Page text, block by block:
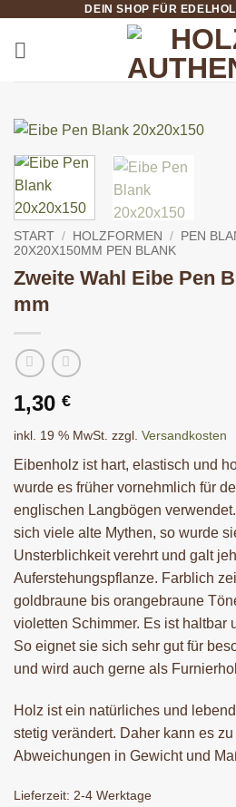
springen
DEIN SHOP FÜR
START / HOLZFORMEN / PEN
20X20X150MM PEN BLANK
Zweite Wahl Eibe Pen
mm
1,30 €
inkl. 19 % MwSt. zzgl. Versandkosten
Eibenholz ist hart, elastisch und
wurde es früher vornehmlich für
englischen Langbögen
sich viele alte Mythen, so wurde
Unsterblichkeit verehrt und galt
Auferstehungspflanze. Farblich
goldbraune bis orangebraune
violetten Schimmer. Es ist haltbar
So eignet sie sich sehr gut für
und wird auch gerne als
Holz ist ein natürliches und
stetig verändert. Daher kann es
Abweichungen in Gewicht und
Lieferzeit: 2-4 Werktage